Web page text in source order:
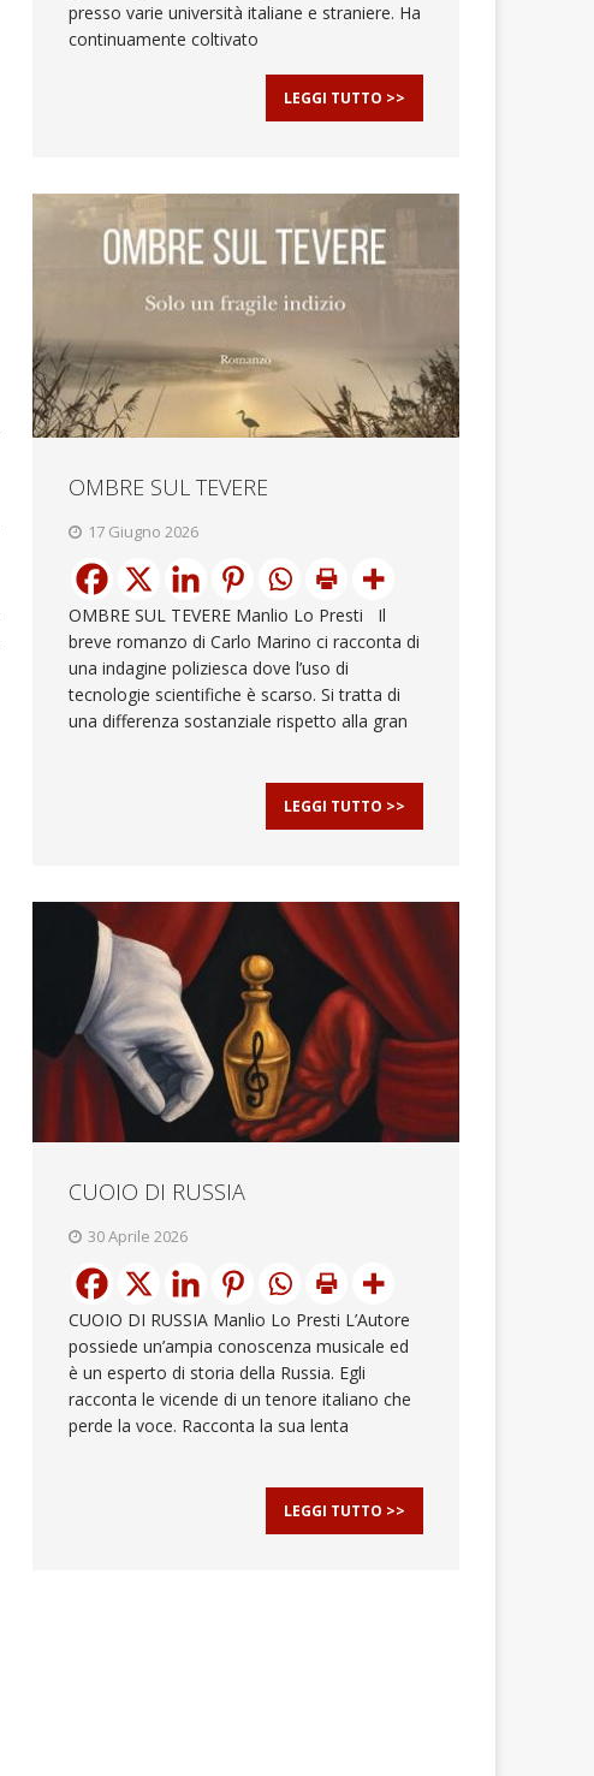
presso varie università italiane e straniere. Ha
continuamente coltivato
LEGGI TUTTO >>
OMBRE SUL TEVERE
17 Giugno 2026
OMBRE SUL TEVERE Manlio Lo Presti Il
breve romanzo di Carlo Marino ci racconta di
una indagine poliziesca dove l’uso di
tecnologie scientifiche è scarso. Si tratta di
una differenza sostanziale rispetto alla gran
LEGGI TUTTO >>
CUOIO DI RUSSIA
30 Aprile 2026
CUOIO DI RUSSIA Manlio Lo Presti L’Autore
possiede un’ampia conoscenza musicale ed
è un esperto di storia della Russia. Egli
racconta le vicende di un tenore italiano che
perde la voce. Racconta la sua lenta
LEGGI TUTTO >>